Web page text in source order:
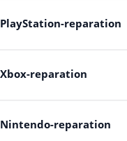
PlayStation-reparation
Xbox-reparation
Nintendo-reparation